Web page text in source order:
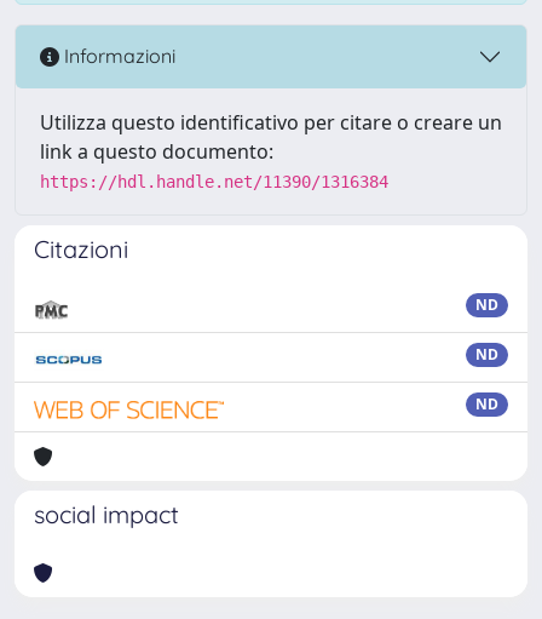
Informazioni
Utilizza questo identificativo per citare o creare un
link a questo documento:
https://hdl.handle.net/11390/1316384
Citazioni
ND
ND
ND
social impact